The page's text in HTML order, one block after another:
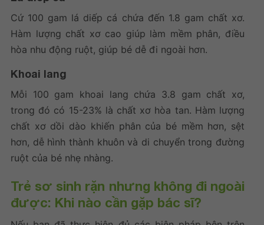
Cứ 100 gam lá diếp cá chứa đến 1.8 gam chất xơ.
Hàm lượng chất xơ cao giúp làm mềm phân, điều
hòa nhu động ruột, giúp bé dễ đi ngoài hơn.
Khoai lang
Mỗi 100 gam khoai lang chứa 3.8 gam chất xơ,
trong đó có 15-23% là chất xơ hòa tan. Hàm lượng
chất xơ dồi dào khiến phân của bé mềm hơn, sệt
hơn, dễ hình thành khuôn và di chuyển trong đường
ruột của bé nhẹ nhàng.
Trẻ sơ sinh rặn nhưng không đi ngoài
được: Khi nào cần gặp bác sĩ?